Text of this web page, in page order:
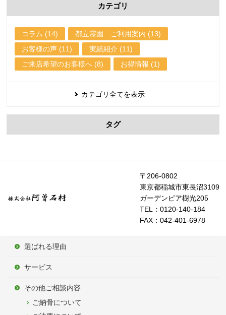
カテゴリ
コラム (14)
都立霊園 ご利用案内 (13)
お客様の声 (11)
実績紹介 (11)
ご来店希望のお客様へ (8)
お得情報 (1)
カテゴリ全てを表示
タグ
〒206-0802
東京都稲城市東長沼3109
ガーデンピア樹光205
TEL：0120-140-184
FAX：042-401-6978
選ばれる理由
サービス
その他ご相談内容
ご納骨について